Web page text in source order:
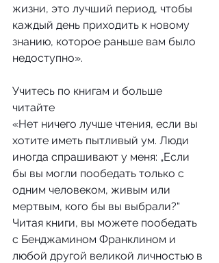
жизни, это лучший период, чтобы
каждый день приходить к новому
знанию, которое раньше вам было
недоступно».
Учитесь по книгам и больше
читайте
«Нет ничего лучше чтения, если вы
хотите иметь пытливый ум. Люди
иногда спрашивают у меня: „Если
бы вы могли пообедать только с
одним человеком, живым или
мертвым, кого бы вы выбрали?“
Читая книги, вы можете пообедать
с Бенджамином Франклином и
любой другой великой личностью в